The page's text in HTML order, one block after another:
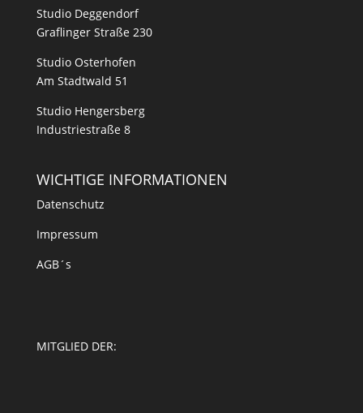
Studio Deggendorf
Graflinger Straße 230
Studio Osterhofen
Am Stadtwald 51
Studio Hengersberg
Industriestraße 8
WICHTIGE INFORMATIONEN
Datenschutz
Impressum
AGB´s
MITGLIED DER: